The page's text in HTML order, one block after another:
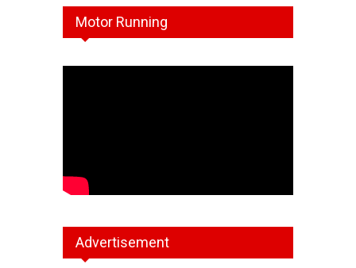
Motor Running
Advertisement